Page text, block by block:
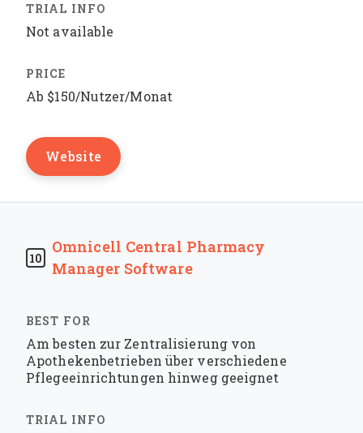
Not available
Ab $150/Nutzer/Monat
Website
10
Omnicell Central Pharmacy
Manager Software
Am besten zur Zentralisierung von
Apothekenbetrieben über verschiedene
Pflegeeinrichtungen hinweg geeignet